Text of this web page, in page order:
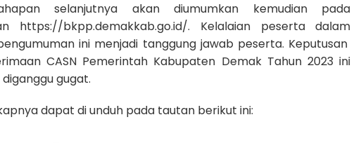
selanjutnya akan diumumkan kemudian pada
https://bkpp.demakkab.go.id/. Kelalaian peserta dalam
ini menjadi tanggung jawab peserta. Keputusan
CASN Pemerintah Kabupaten Demak Tahun 2023 ini
gugat.
dapat di unduh pada tautan berikut ini: